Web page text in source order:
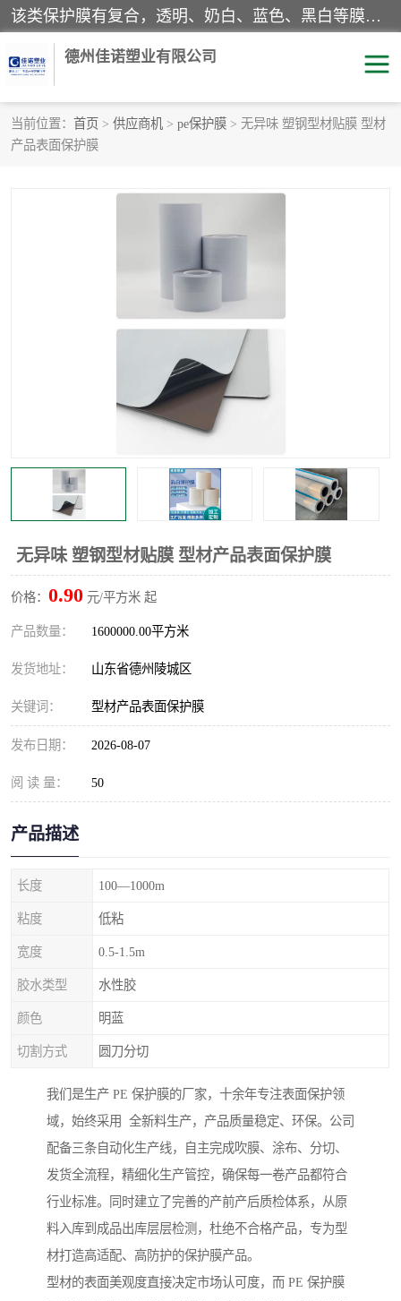
该类保护膜有复合，透明、奶白、蓝色、黑白等膜型。特高粘，高粘，中高粘，中粘，中低粘，低粘等。对于不同的粘力要求有相应的产品相适配。无胶渍残留污染。在较宽的收卷幅度下平整无皱纹，收卷长度大，利于机械化及自动化施工粘贴。为您的产品提供的表面保护解决方案。 产品广泛适用于：铝材、不锈钢、金属、塑料、电子、家电、家具、玻璃、化工材料、装饰材料等。
德州佳诺塑业有限公司
当前位置： 首页 > 供应商机 > pe保护膜 > 无异味 塑钢型材贴膜 型材
产品表面保护膜
无异味 塑钢型材贴膜 型材产品表面保护膜
价格： 0.90 元/平方米 起
产品数量： 1600000.00平方米
发货地址： 山东省德州陵城区
关键词： 型材产品表面保护膜
发布日期： 2026-08-07
阅 读 量： 50
产品描述
长度 100—1000m
粘度 低粘
宽度 0.5-1.5m
胶水类型 水性胶
颜色 明蓝
切割方式 圆刀分切
我们是生产 PE 保护膜的厂家，十余年专注表面保护领
域，始终采用 全新料生产，产品质量稳定、环保。公司
配备三条自动化生产线，自主完成吹膜、涂布、分切、
发货全流程，精细化生产管控，确保每一卷产品都符合
行业标准。同时建立了完善的产前产后质检体系，从原
料入库到成品出库层层检测，杜绝不合格产品，专为型
材打造高适配、高防护的保护膜产品。
型材的表面美观度直接决定市场认可度，而 PE 保护膜
pe保护膜
家具保护膜
透明保护膜
纯黑保护膜
彩钢板保护膜
不绣钢板保护膜 两边上胶保护膜
不锈钢板保护膜 一次性隔离膜